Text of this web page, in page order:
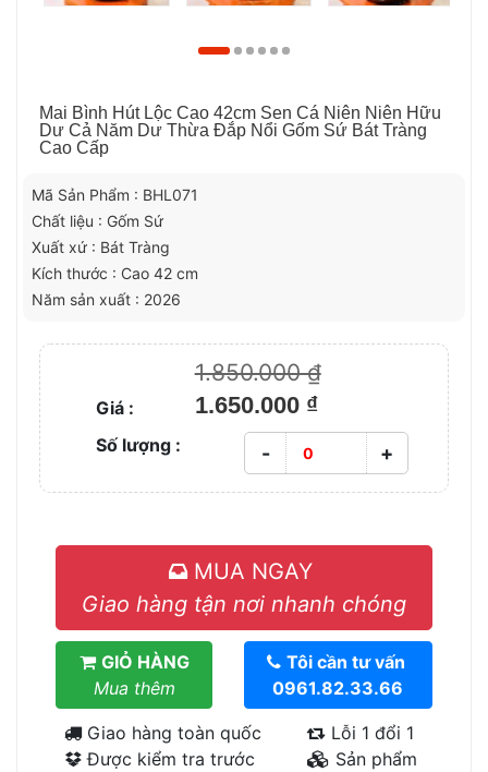
Mai Bình Hút Lộc Cao 42cm Sen Cá Niên Niên Hữu
Dư Cả Năm Dư Thừa Đắp Nổi Gốm Sứ Bát Tràng
Cao Cấp
Mã Sản Phẩm : BHL071
Chất liệu : Gốm Sứ
Xuất xứ : Bát Tràng
Kích thước : Cao 42 cm
Năm sản xuất : 2026
1.850.000 ₫
Giá : 1.650.000 ₫
Số lượng : - +
MUA NGAY
Giao hàng tận nơi nhanh chóng
GIỎ HÀNG
Mua thêm
Tôi cần tư vấn
0961.82.33.66
Giao hàng toàn quốc
Được kiểm tra trước
Lỗi 1 đổi 1
Sản phẩm